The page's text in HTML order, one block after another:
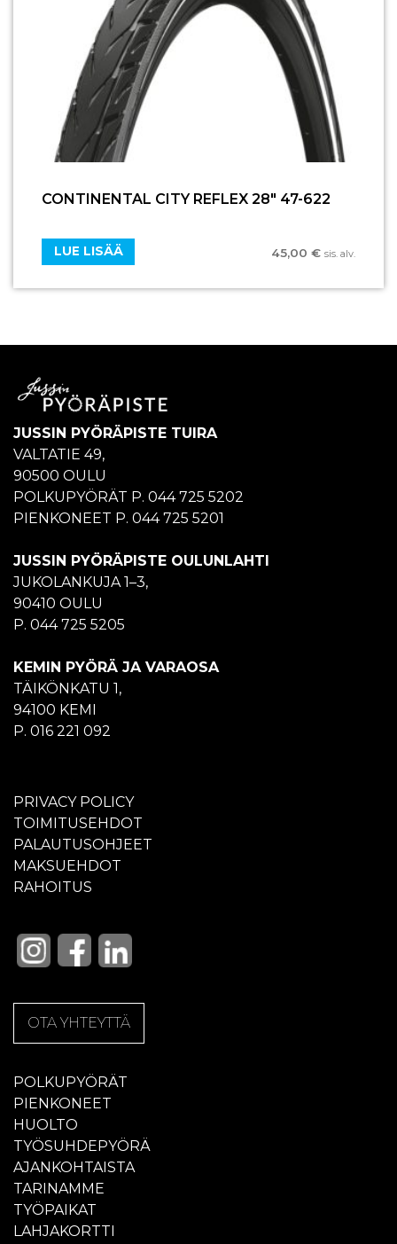
CONTINENTAL CITY REFLEX 28″ 47-622
45,00 € sis. alv.
LUE LISÄÄ
JUSSIN PYÖRÄPISTE TUIRA
VALTATIE 49,
90500 OULU
POLKUPYÖRÄT P. 044 725 5202
PIENKONEET P. 044 725 5201
JUSSIN PYÖRÄPISTE OULUNLAHTI
JUKOLANKUJA 1–3,
90410 OULU
P. 044 725 5205
KEMIN PYÖRÄ JA VARAOSA
TÄIKÖNKATU 1,
94100 KEMI
P. 016 221 092
PRIVACY POLICY
TOIMITUSEHDOT
PALAUTUSOHJEET
MAKSUEHDOT
RAHOITUS
OTA YHTEYTTÄ
POLKUPYÖRÄT
PIENKONEET
HUOLTO
TYÖSUHDEPYÖRÄ
AJANKOHTAISTA
TARINAMME
TYÖPAIKAT
LAHJAKORTTI